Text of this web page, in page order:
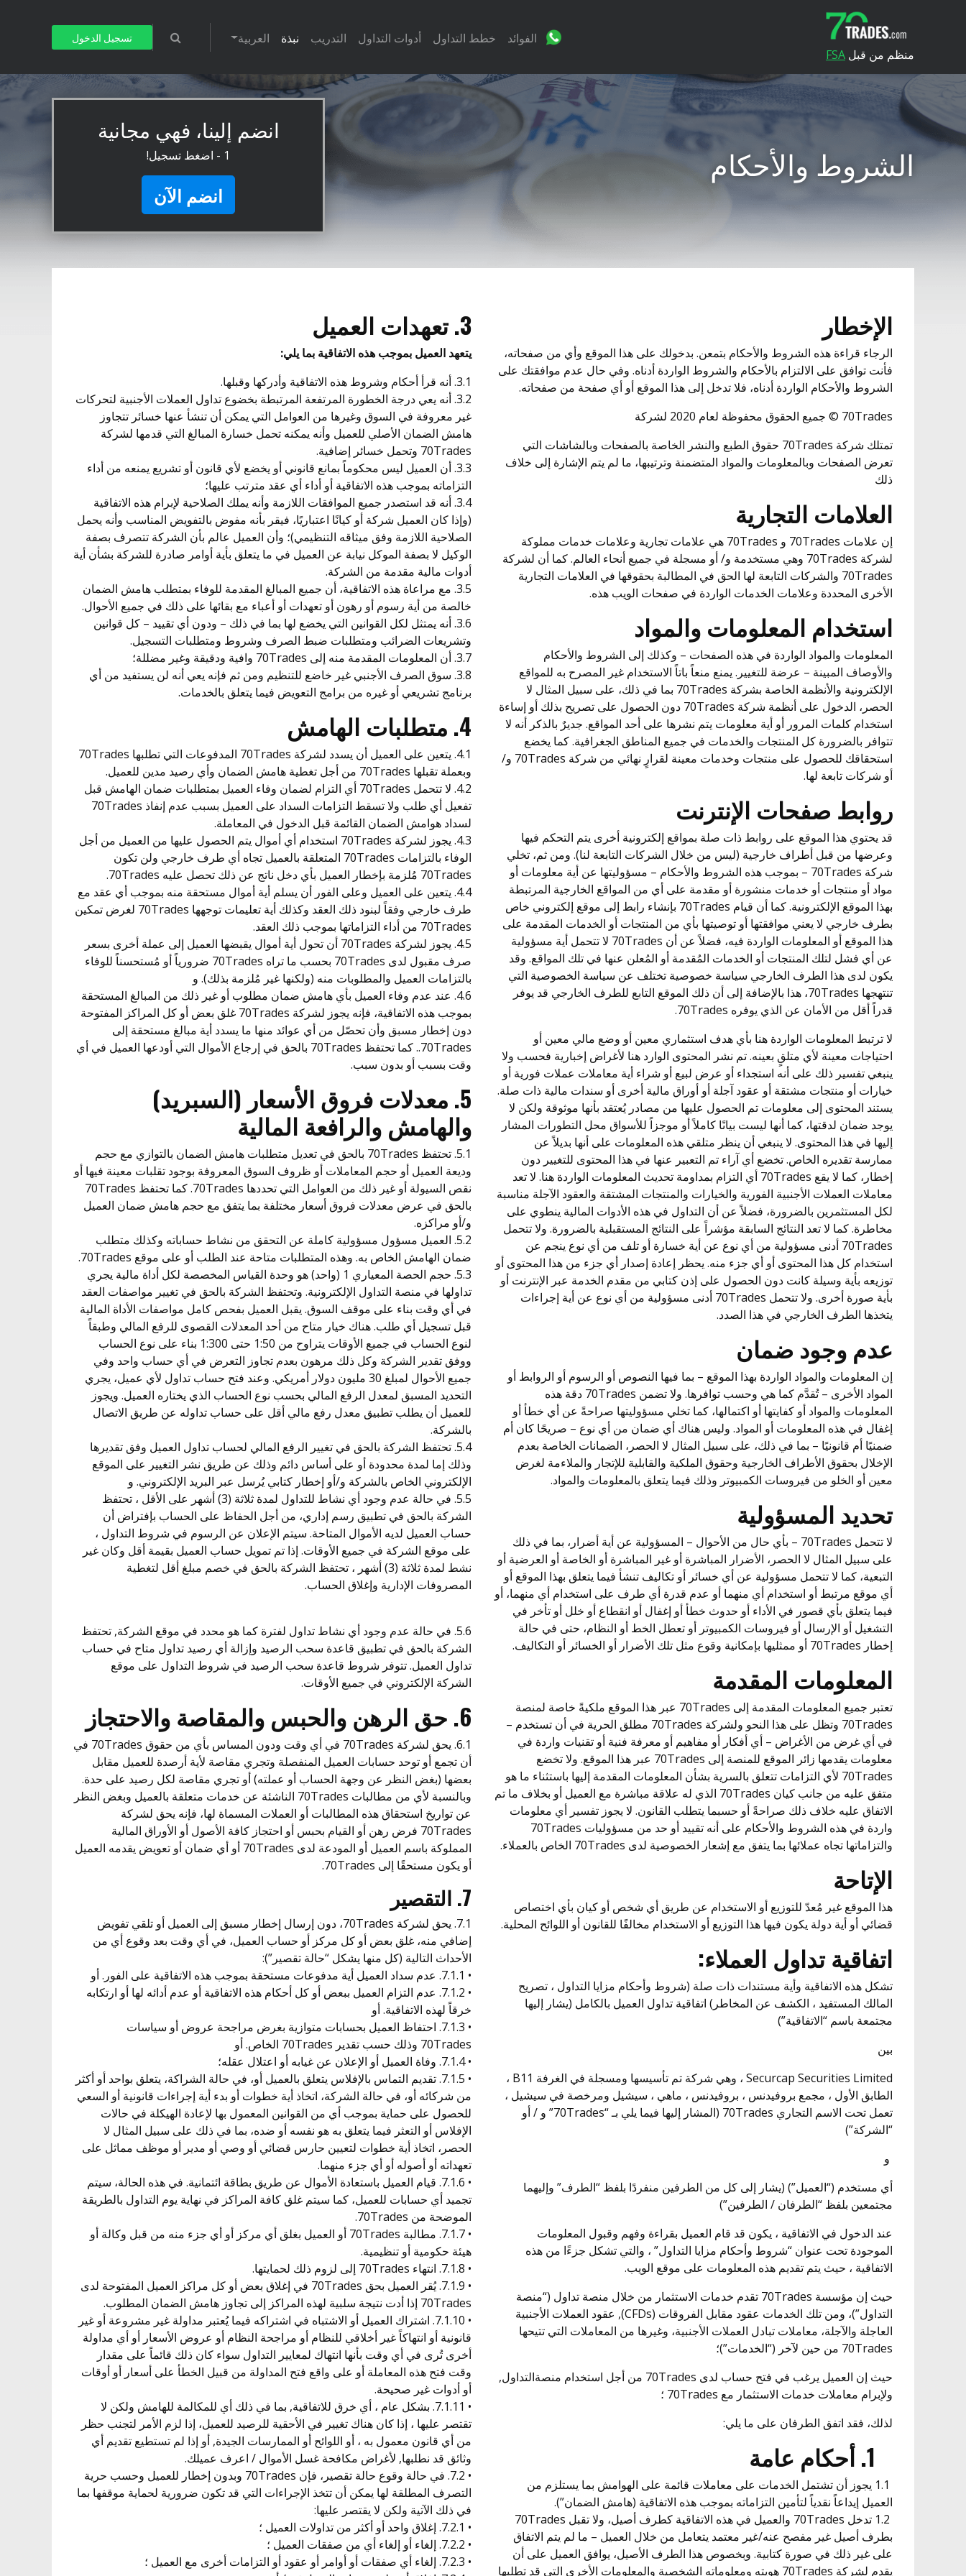
منظم من قبل FSA
الفوائد خطط التداول أدوات التداول التدريب نبذة العربية تسجيل الدخول
الشروط والأحكام
انضم إلينا، فهي مجانية
1 - اضغط تسجيل!
انضم الآن
الإخطار
الرجاء قراءة هذه الشروط والأحكام بتمعن. بدخولك على هذا الموقع وأي من صفحاته،
فأنت توافق على الالتزام بالأحكام والشروط الواردة أدناه. وفي حال عدم موافقتك على
الشروط والأحكام الواردة أدناه، فلا تدخل إلى هذا الموقع أو أي صفحة من صفحاته.
70Trades © جميع الحقوق محفوظة لعام 2020 لشركة
تمتلك شركة 70Trades حقوق الطبع والنشر الخاصة بالصفحات وبالشاشات التي
تعرض الصفحات وبالمعلومات والمواد المتضمنة وترتيبها، ما لم يتم الإشارة إلى خلاف
ذلك
العلامات التجارية
إن علامات 70Trades و 70Trades هي علامات تجارية وعلامات خدمات مملوكة
لشركة 70Trades وهي مستخدمة و/ أو مسجلة في جميع أنحاء العالم. كما أن لشركة
70Trades والشركات التابعة لها الحق في المطالبة بحقوقها في العلامات التجارية
الأخرى المحددة وعلامات الخدمات الواردة في صفحات الويب هذه.
استخدام المعلومات والمواد
المعلومات والمواد الواردة في هذه الصفحات – وكذلك إلى الشروط والأحكام
والأوصاف المبينة – عرضة للتغيير. يمنع منعاً باتاً الاستخدام غير المصرح به للمواقع
الإلكترونية والأنظمة الخاصة بشركة 70Trades بما في ذلك، على سبيل المثال لا
الحصر، الدخول على أنظمة شركة 70Trades دون الحصول على تصريح بذلك أو إساءة
استخدام كلمات المرور أو أية معلومات يتم نشرها على أحد المواقع. جديرٌ بالذكر أنه لا
تتوافر بالضرورة كل المنتجات والخدمات في جميع المناطق الجغرافية. كما يخضع
استحقاقك للحصول على منتجات وخدمات معينة لقرارٍ نهائي من شركة 70Trades و/
أو شركات تابعة لها.
روابط صفحات الإنترنت
قد يحتوي هذا الموقع على روابط ذات صلة بمواقع إلكترونية أخرى يتم التحكم فيها
وعرضها من قبل أطراف خارجية (ليس من خلال الشركات التابعة لنا). ومن ثم، تخلي
شركة 70Trades – بموجب هذه الشروط والأحكام – مسؤوليتها عن أية معلومات أو
مواد أو منتجات أو خدمات منشورة أو مقدمة على أي من المواقع الخارجية المرتبطة
بهذا الموقع الإلكترونية. كما أن قيام 70Trades بإنشاء رابط إلى موقع إلكتروني خاص
بطرف خارجي لا يعني موافقتها أو توصيتها بأي من المنتجات أو الخدمات المقدمة على
هذا الموقع أو المعلومات الواردة فيه، فضلاً عن أن 70Trades لا تتحمل أية مسؤولية
عن أي فشل لتلك المنتجات أو الخدمات المُقدمة أو المُعلن عنها في تلك المواقع. وقد
يكون لدى هذا الطرف الخارجي سياسة خصوصية تختلف عن سياسة الخصوصية التي
تنتهجها 70Trades، هذا بالإضافة إلى أن ذلك الموقع التابع للطرف الخارجي قد يوفر
قدراً أقل من الأمان عن الذي يوفره 70Trades.
لا ترتبط المعلومات الواردة هنا بأي هدف استثماري معين أو وضع مالي معين أو
احتياجات معينة لأي متلقٍ بعينه. تم نشر المحتوى الوارد هنا لأغراض إخبارية فحسب ولا
ينبغي تفسير ذلك على أنه استجداء أو عرض لبيع أو شراء أية معاملات عملات فورية أو
خيارات أو منتجات مشتقة أو عقود آجلة أو أوراق مالية أخرى أو سندات مالية ذات صلة.
يستند المحتوى إلى معلومات تم الحصول عليها من مصادر يُعتقد بأنها موثوقة ولكن لا
يوجد ضمان لدقتها، كما أنها ليست بيانًا كاملاً أو موجزاً للأسواق محل التطورات المشار
إليها في هذا المحتوى. لا ينبغي أن ينظر متلقي هذه المعلومات على أنها بديلاً عن
ممارسة تقديره الخاص. تخضع أي آراء تم التعبير عنها في هذا المحتوى للتغيير دون
إخطار، كما لا يقع 70Trades أي التزام بمداومة تحديث المعلومات الواردة هنا. لا تعد
معاملات العملات الأجنبية الفورية والخيارات والمنتجات المشتقة والعقود الآجلة مناسبة
لكل المستثمرين بالضرورة، فضلاً عن أن التداول في هذه الأدوات المالية ينطوي على
مخاطرة. كما لا تعد النتائج السابقة مؤشراً على النتائج المستقبلية بالضرورة. ولا تتحمل
70Trades أدنى مسؤولية من أي نوع عن أية خسارة أو تلف من أي نوع ينجم عن
استخدام كل هذا المحتوى أو أي جزء منه. يحظر إعادة إصدار أي جزء من هذا المحتوى أو
توزيعه بأية وسيلة كانت دون الحصول على إذن كتابي من مقدم الخدمة عبر الإنترنت أو
بأية صورة أخرى. ولا تتحمل 70Trades أدنى مسؤولية من أي نوع عن أية إجراءات
يتخذها الطرف الخارجي في هذا الصدد.
عدم وجود ضمان
إن المعلومات والمواد الواردة بهذا الموقع – بما فيها النصوص أو الرسوم أو الروابط أو
المواد الأخرى – تُقدَّم كما هي وحسب توافرها. ولا تضمن 70Trades دقة هذه
المعلومات والمواد أو كفايتها أو اكتمالها، كما تخلي مسؤوليتها صراحةً عن أي خطأ أو
إغفال في هذه المعلومات أو المواد. وليس هناك أي ضمان من أي نوع – صريحًا كان أم
ضمنيًا أم قانونيًا – بما في ذلك، على سبيل المثال لا الحصر، الضمانات الخاصة بعدم
الإخلال بحقوق الأطراف الخارجية وحقوق الملكية والقابلية للإتجار والملاءمة لغرض
معين أو الخلو من فيروسات الكمبيوتر وذلك فيما يتعلق بالمعلومات والمواد.
تحديد المسؤولية
لا تتحمل 70Trades – بأي حال من الأحوال – المسؤولية عن أية أضرار، بما في ذلك
على سبيل المثال لا الحصر، الأضرار المباشرة أو غير المباشرة أو الخاصة أو العرضية أو
التبعية، كما لا تتحمل مسؤولية عن أي خسائر أو تكاليف تنشأ فيما يتعلق بهذا الموقع أو
أي موقع مرتبط أو استخدام أي منهما أو عدم قدرة أي طرف على استخدام أي منهما، أو
فيما يتعلق بأي قصور في الأداء أو حدوث خطأ أو إغفال أو انقطاع أو خلل أو تأخر في
التشغيل أو الإرسال أو فيروسات الكمبيوتر أو تعطل الخط أو النظام، حتى في حالة
إخطار 70Trades أو ممثليها بإمكانية وقوع مثل تلك الأضرار أو الخسائر أو التكاليف.
المعلومات المقدمة
تعتبر جميع المعلومات المقدمة إلى 70Trades عبر هذا الموقع ملكيةً خاصة لمنصة
70Trades وتظل على هذا النحو ولشركة 70Trades مطلق الحرية في أن تستخدم –
في أي غرض من الأغراض – أي أفكار أو مفاهيم أو معرفة فنية أو تقنيات واردة في
معلومات يقدمها زائر الموقع للمنصة إلى 70Trades عبر هذا الموقع. ولا تخضع
70Trades لأي التزامات تتعلق بالسرية بشأن المعلومات المقدمة إليها باستثناء ما هو
متفق عليه من جانب كيان 70Trades الذي له علاقة مباشرة مع العميل أو بخلاف ما تم
الاتفاق عليه خلاف ذلك صراحةً أو حسبما يتطلب القانون. لا يجوز تفسير أي معلومات
واردة في هذه الشروط والأحكام على أنه تقييد أو حد من مسؤوليات 70Trades
والتزاماتها تجاه عملائها بما يتفق مع إشعار الخصوصية لدى 70Trades الخاص بالعملاء.
الإتاحة
هذا الموقع غير مُعدّ للتوزيع أو الاستخدام عن طريق أي شخص أو كيان بأي اختصاص
قضائي أو أية دولة يكون فيها هذا التوزيع أو الاستخدام مخالفًا للقانون أو اللوائح المحلية.
اتفاقية تداول العملاء:
تشكل هذه الاتفاقية وأية مستندات ذات صلة (شروط وأحكام مزايا التداول ، تصريح
المالك المستفيد ، الكشف عن المخاطر) اتفاقية تداول العميل بالكامل (يشار إليها
مجتمعة باسم “الاتفاقية”)
بين
Securcap Securities Limited ، وهي شركة تم تأسيسها ومسجلة في الغرفة B11 ،
الطابق الأول ، مجمع بروفيدنس ، بروفيدنس ، ماهي ، سيشيل ومرخصة في سيشيل ،
تعمل تحت الاسم التجاري 70Trades (المشار إليها فيما يلي بـ “70Trades” و / أو
“الشركة”)
و
أي مستخدم (“العميل”) (يشار إلى كل من الطرفين منفردًا بلفظ “الطرف” وإليهما
مجتمعين بلفظ “الطرفان / الطرفين”)
عند الدخول في الاتفاقية ، يكون قد قام العميل بقراءة وفهم وقبول المعلومات
الموجودة تحت عنوان “شروط وأحكام مزايا التداول” ، والتي تشكل جزءًا من هذه
الاتفاقية ، حيث يتم تقديم هذه المعلومات على موقع الويب.
حيث إن مؤسسة 70Trades تقدم خدمات الاستثمار من خلال منصة تداول (“منصة
التداول”)، ومن تلك الخدمات عقود مقابل الفروقات (CFDs), عقود العملات الأجنبية
العاجلة والآجلة، معاملات تبادل العملات الأجنبية، وغيرها من المعاملات التي تتيحها
70Trades من حين لآخر (“الخدمات”)؛
حيث إن العميل يرغب في فتح حساب لدى 70Trades من أجل استخدام منصةالتداول,
ولإبرام معاملات خدمات الاستثمار مع 70Trades ؛
لذلك، فقد اتفق الطرفان على ما يلي:
1.1 يجوز أن تشتمل الخدمات على معاملات قائمة على الهوامش بما يستلزم من
العميل إيداعاً نقدياً لتأمين التزاماته بموجب هذه الاتفاقية (هامش الضمان”).
1.2 تدخل 70Trades والعميل في هذه الاتفاقية كطرف أصيل، ولا تقبل 70Trades
بطرف أصيل غير مفصح عنه/غير معتمد يتعامل من خلال العميل – ما لم يتم الاتفاق
على غير ذلك في صورة كتابية. وبخصوص هذا الطرف الأصيل، يوافق العميل على أن
يقدم لشركة 70Trades هويته ومعلوماته الشخصية والمعلومات الأخرى التي قد تطلبها
3. تعهدات العميل
يتعهد العميل بموجب هذه الاتفاقية بما يلي:
3.1. أنه قرأ أحكام وشروط هذه الاتفاقية وأدركها وقبلها.
3.2. أنه يعي درجة الخطورة المرتفعة المرتبطة بخضوع تداول العملات الأجنبية لتحركات
غير معروفة في السوق وغيرها من العوامل التي يمكن أن تنشأ عنها خسائر تتجاوز
هامش الضمان الأصلي للعميل وأنه يمكنه تحمل خسارة المبالغ التي قدمها لشركة
70Trades وتحمل خسائر إضافية.
3.3. أن العميل ليس محكوماً بمانع قانوني أو يخضع لأي قانون أو تشريع يمنعه من أداء
التزاماته بموجب هذه الاتفاقية أو أداء أي عقد مترتب عليها؛
3.4. أنه قد استصدر جميع الموافقات اللازمة وأنه يملك الصلاحية لإبرام هذه الاتفاقية
(وإذا كان العميل شركة أو كيانًا اعتباريًا، فيقر بأنه مفوض بالتفويض المناسب وأنه يحمل
الصلاحية اللازمة وفق ميثاقه التنظيمي)؛ وأن العميل عالم بأن الشركة تتصرف بصفة
الوكيل لا بصفة الموكل نيابة عن العميل في ما يتعلق بأية أوامر صادرة للشركة بشأن أية
أدوات مالية مقدمة من الشركة.
3.5. مع مراعاة هذه الاتفاقية، أن جميع المبالغ المقدمة للوفاء بمتطلب هامش الضمان
خالصة من أية رسوم أو رهون أو تعهدات أو أعباء مع بقائها على ذلك في جميع الأحوال.
3.6. أنه يمتثل لكل القوانين التي يخضع لها بما في ذلك – ودون أي تقييد – كل قوانين
وتشريعات الضرائب ومتطلبات ضبط الصرف وشروط ومتطلبات التسجيل.
3.7. أن المعلومات المقدمة منه إلى 70Trades وافية ودقيقة وغير مضللة؛
3.8. سوق الصرف الأجنبي غير خاضع للتنظيم ومن ثم فإنه يعي أنه لن يستفيد من أي
برنامج تشريعي أو غيره من برامج التعويض فيما يتعلق بالخدمات.
4. متطلبات الهامش
4.1. يتعين على العميل أن يسدد لشركة 70Trades المدفوعات التي تطلبها 70Trades
وبعملة تقبلها 70Trades من أجل تغطية هامش الضمان وأي رصيد مدين للعميل.
4.2. لا تتحمل 70Trades أي التزام لضمان وفاء العميل بمتطلبات ضمان الهامش قبل
تفعيل أي طلب ولا تسقط التزامات السداد على العميل بسبب عدم إنفاذ 70Trades
لسداد هوامش الضمان القائمة قبل الدخول في المعاملة.
4.3. يجوز لشركة 70Trades استخدام أي أموال يتم الحصول عليها من العميل من أجل
الوفاء بالتزامات 70Trades المتعلقة بالعميل تجاه أي طرف خارجي ولن تكون
70Trades مُلزمة بإخطار العميل بأي دخل ناتج عن ذلك تحصل عليه 70Trades.
4.4. يتعين على العميل وعلى الفور أن يسلم أية أموال مستحقة منه بموجب أي عقد مع
طرف خارجي وفقاً لبنود ذلك العقد وكذلك أية تعليمات توجهها 70Trades لغرض تمكين
70Trades من أداء التزاماتها بموجب ذلك العقد.
4.5. يجوز لشركة 70Trades أن تحول أية أموال يقبضها العميل إلى عملة أخرى بسعر
صرف مقبول لدى 70Trades بحسب ما تراه 70Trades ضرورياً أو مُستحسناً للوفاء
بالتزامات العميل والمطلوبات منه (ولكنها غير مُلزمة بذلك). و
4.6. عند عدم وفاء العميل بأي هامش ضمان مطلوب أو غير ذلك من المبالغ المستحقة
بموجب هذه الاتفاقية، فإنه يجوز لشركة 70Trades غلق بعض أو كل المراكز المفتوحة
دون إخطار مسبق وأن تحصّل من أي عوائد منها ما يسدد أية مبالغ مستحقة إلى
70Trades.. كما تحتفظ 70Trades بالحق في إرجاع الأموال التي أودعها العميل في أي
وقت بسبب أو بدون سبب.
5. معدلات فروق الأسعار (السبريد)
والهامش والرافعة المالية
5.1. تحتفظ 70Trades بالحق في تعديل متطلبات هامش الضمان بالتوازي مع حجم
وديعة العميل أو حجم المعاملات أو ظروف السوق المعروفة بوجود تقلبات معينة فيها أو
نقص السيولة أو غير ذلك من العوامل التي تحددها 70Trades. كما تحتفظ 70Trades
بالحق في عرض معدلات فروق أسعار مختلفة بما يتفق مع حجم هامش ضمان العميل
و/أو مراكزه.
5.2. العميل مسؤول مسؤولية كاملة عن التحقق من نشاط حساباته وكذلك متطلب
ضمان الهامش الخاص به. وهذه المتطلبات متاحة عند الطلب أو على موقع 70Trades.
5.3. حجم الحصة المعياري 1 (واحد) هو وحدة القياس المخصصة لكل أداة مالية يجري
تداولها في منصة التداول الإلكترونية. وتحتفظ الشركة بالحق في تغيير مواصفات العقد
في أي وقت بناء على موقف السوق. يقبل العميل بفحص كامل مواصفات الأداة المالية
قبل تسجيل أي طلب. هناك خيار متاح من أحد المعدلات القصوى للرفع المالي وطبقاً
لنوع الحساب في جميع الأوقات يتراوح من 1:50 حتى 1:300 بناء على نوع الحساب
ووفق تقدير الشركة وكل ذلك مرهون بعدم تجاوز التعرض في أي حساب واحد وفي
جميع الأحوال لمبلغ 30 مليون دولار أمريكي. وعند فتح حساب تداول لأي عميل، يجري
التحديد المسبق لمعدل الرفع المالي بحسب نوع الحساب الذي يختاره العميل. ويجوز
للعميل أن يطلب تطبيق معدل رفع مالي أقل على حساب تداوله عن طريق الاتصال
بالشركة.
5.4. تحتفظ الشركة بالحق في تغيير الرفع المالي لحساب تداول العميل وفق تقديرها
وذلك إما لمدة محدودة أو على أساس دائم وذلك عن طريق نشر التغيير على الموقع
الإلكتروني الخاص بالشركة و/أو إخطار كتابي يُرسل عبر البريد الإلكتروني. و
5.5. في حالة عدم وجود أي نشاط للتداول لمدة ثلاثة (3) أشهر على الأقل ، تحتفظ
الشركة بالحق في تطبيق رسم إداري، من أجل الحفاظ على الحساب بإفتراض أن
حساب العميل لديه الأموال المتاحة. سيتم الإعلان عن الرسوم في شروط التداول ،
على موقع الشركة في جميع الأوقات. إذا تم تمويل حساب العميل بقيمة أقل وكان غير
نشط لمدة ثلاثة (3) أشهر ، تحتفظ الشركة بالحق في خصم مبلغ أقل لتغطية
المصروفات الإدارية وإغلاق الحساب.
5.6. في حالة عدم وجود أي نشاط تداول لفترة كما هو محدد في موقع الشركة, تحتفظ
الشركة بالحق في تطبيق قاعدة سحب الرصيد وإزالة أي رصيد تداول متاح في حساب
تداول العميل. تتوفر شروط قاعدة سحب الرصيد في شروط التداول على موقع
الشركة الإلكتروني في جميع الأوقات.
6. حق الرهن والحبس والمقاصة والاحتجاز
6.1. يحق لشركة 70Trades في أي وقت ودون المساس بأي من حقوق 70Trades في
أن تجمع أو توحد حسابات العميل المنفصلة وتجري مقاصة لأية أرصدة للعميل مقابل
بعضها (بغض النظر عن وجهة الحساب أو عملته) أو تجري مقاصة لكل رصيد على حدة.
وبالنسبة لأي من مطالبات 70Trades الناشئة عن خدمات متعلقة بالعميل وبغض النظر
عن تواريخ استحقاق هذه المطالبات أو العملات المسماة لها، فإنه يحق لشركة
70Trades فرض رهن أو القيام بحبس أو احتجاز كافة الأصول أو الأوراق المالية
المملوكة باسم العميل أو المودعة لدى 70Trades أو أي ضمان أو تعويض يقدمه العميل
أو يكون مستحقًا إلى 70Trades.
7. التقصير
7.1. يحق لشركة 70Trades، دون إرسال إخطار مسبق إلى العميل أو تلقي تفويض
إضافي منه، غلق بعض أو كل مركز أو حساب العميل، في أي وقت بعد وقوع أي من
الأحداث التالية (كل منها يشكل “حالة تقصير”):
• 7.1.1. عدم سداد العميل أية مدفوعات مستحقة بموجب هذه الاتفاقية على الفور. أو
• 7.1.2. عدم التزام العميل ببعض أو كل أحكام هذه الاتفاقية أو عدم أدائه لها أو ارتكابه
خرقاً لهذه الاتفاقية. أو
• 7.1.3. احتفاظ العميل بحسابات متوازية بغرض مراجحة عروض أو سياسات
70Trades وذلك حسب تقدير 70Trades الخاص. أو
• 7.1.4. وفاة العميل أو الإعلان عن غيابه أو اعتلال عقله؛
• 7.1.5. تقديم التماس بالإفلاس يتعلق بالعميل أو، في حالة الشراكة، يتعلق بواحد أو أكثر
من شركائه أو، في حالة الشركة، اتخاذ أية خطوات أو بدء أية إجراءات قانونية أو السعي
للحصول على حماية بموجب أي من القوانين المعمول بها لإعادة الهيكلة في حالات
الإفلاس أو التعثر فيما يتعلق به هو نفسه أو ضده، بما في ذلك على سبيل المثال لا
الحصر، اتخاذ أية خطوات لتعيين حارس قضائي أو وصي أو مدير أو موظف مماثل على
تعهداته أو أصوله أو أي جزء منهما.
• 7.1.6. قيام العميل باستعادة الأموال عن طريق بطاقة ائتمانية. في هذه الحالة، سيتم
تجميد أي حسابات للعميل، كما سيتم غلق كافة المراكز في نهاية يوم التداول بالطريقة
الموضحة من 70Trades.
• 7.1.7. مطالبة 70Trades أو العميل بغلق أي مركز أو أي جزء منه من قبل وكالة أو
هيئة حكومية أو تنظيمية.
• 7.1.8. انتهاء 70Trades إلى لزوم ذلك لحمايتها.
• 7.1.9. يُقر العميل بحق 70Trades في إغلاق بعض أو كل مراكز العميل المفتوحة لدى
70Trades إذا أدت نتيجة سلبية لهذه المراكز إلى تجاوز هامش الضمان المطلوب.
• 7.1.10. اشتراك العميل أو الاشتباه في اشتراكه فيما يُعتبر مداولة غير مشروعة أو غير
قانونية أو انتهاكاً غير أخلاقي للنظام أو مراجحة النظام أو عروض الأسعار أو أي مداولة
أخرى تُرى في أي وقت بأنها انتهاك لمعايير التداول سواء كان ذلك قائماً على مقدار
وقت فتح هذه المعاملة أو على واقع فتح المداولة من قبيل الخطأ على أسعار أو أوقات
أو أدوات غير صحيحة.
• 7.1.11. بشكل عام ، أي خرق للاتفاقية, بما في ذلك أي للمكالمة للهامش ولكن لا
تقتصر عليها ، إذا كان هناك تغيير في الأحقية للرصيد للعميل، إذا لزم الأمر لتجنب حظر
من أي قانون معمول به ، أو اللوائح أو الممارسات الجيدة, أو إذا لم تستطيع تقديم أي
وثائق قد نطلبها, لأغراض مكافحة غسل الأموال / اعرف عميلك.
• 7.2. في حالة وقوع حالة تقصير، فإن 70Trades وبدون إخطار للعميل وحسب حرية
التصرف المطلقة لها يمكن أن تتخذ الإجراءات التي قد تكون ضرورية لحماية موقفها بما
في ذلك الآتية ولكن لا يقتصر عليها:
• 7.2.1. إغلاق واحد أو أكثر من تداولات العميل ؛
• 7.2.2. إلغاء أو إلغاء أي من صفقات العميل ؛
• 7.2.3. إلغاء أي صفقات أو أوامر أو عقود أو التزامات أخرى مع العميل ؛